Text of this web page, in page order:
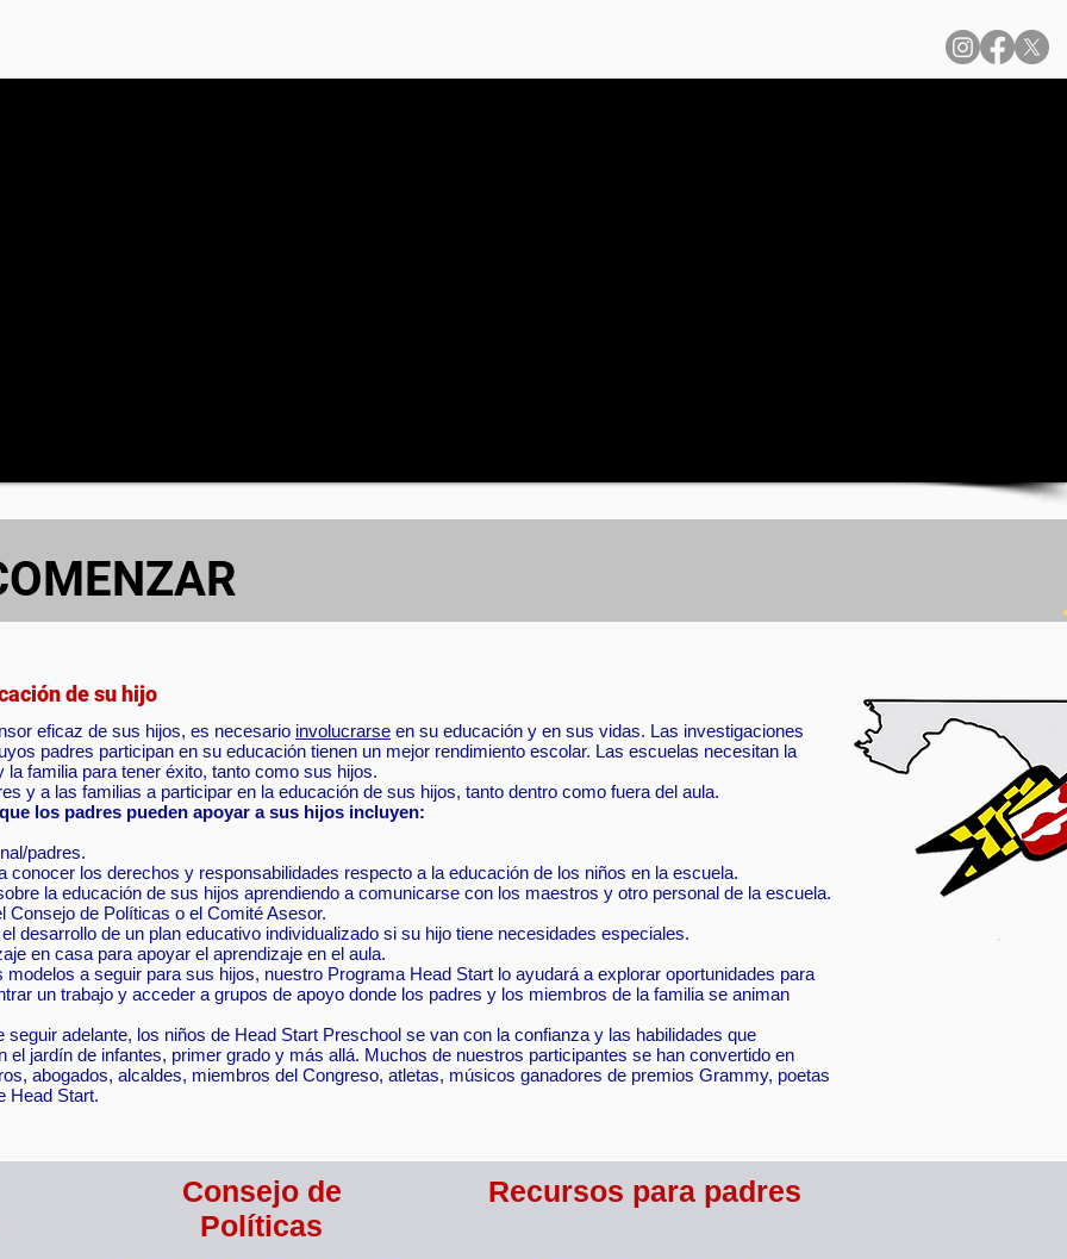
de su hijo
eficaz de sus hijos, es necesario involucrarse en su educación y en sus vidas. Las investigaciones
padres participan en su educación tienen un mejor rendimiento escolar. Las escuelas necesitan la
la familia para tener éxito, tanto como sus hijos.
y a las familias a participar en la educación de sus hijos, tanto dentro como fuera del aula.
los padres pueden apoyar a sus hijos incluyen:
padres.
conocer los derechos y responsabilidades respecto a la educación de los niños en la escuela.
la educación de sus hijos aprendiendo a comunicarse con los maestros y otro personal de la escuela.
Consejo de Políticas o el Comité Asesor.
desarrollo de un plan educativo individualizado si su hijo tiene necesidades especiales.
en casa para apoyar el aprendizaje en el aula.
a seguir para sus hijos, nuestro Programa Head Start lo ayudará a explorar oportunidades para
un trabajo y acceder a grupos de apoyo donde los padres y los miembros de la familia se animan
seguir adelante, los niños de Head Start Preschool se van con la confianza y las habilidades que
el jardín de infantes, primer grado y más allá. Muchos de nuestros participantes se han convertido en
abogados, alcaldes, miembros del Congreso, atletas, músicos ganadores de premios Grammy, poetas
Head Start.
Consejo de
Políticas
Recursos para padres